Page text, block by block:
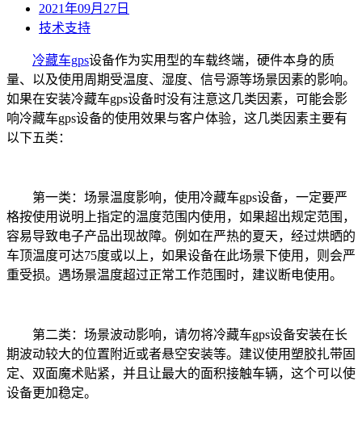
2021年09月27日
技术支持
冷藏车gps设备作为实用型的车载终端，硬件本身的质
量、以及使用周期受温度、湿度、信号源等场景因素的影响。
如果在安装冷藏车gps设备时没有注意这几类因素，可能会影
响冷藏车gps设备的使用效果与客户体验，这几类因素主要有
以下五类：
第一类：场景温度影响，使用冷藏车gps设备，一定要严
格按使用说明上指定的温度范围内使用，如果超出规定范围，
容易导致电子产品出现故障。例如在严热的夏天，经过烘晒的
车顶温度可达75度或以上，如果设备在此场景下使用，则会严
重受损。遇场景温度超过正常工作范围时，建议断电使用。
第二类：场景波动影响，请勿将冷藏车gps设备安装在长
期波动较大的位置附近或者悬空安装等。建议使用塑胶扎带固
定、双面魔术贴紧，并且让最大的面积接触车辆，这个可以使
设备更加稳定。